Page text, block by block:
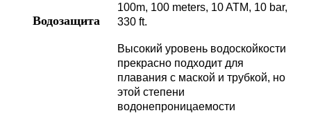
Водозащита
100m, 100 meters, 10 ATM, 10 bar,
330 ft.
Высокий уровень водоскойкости
прекрасно подходит для
плавания с маской и трубкой, но
этой степени
водонепроницаемости